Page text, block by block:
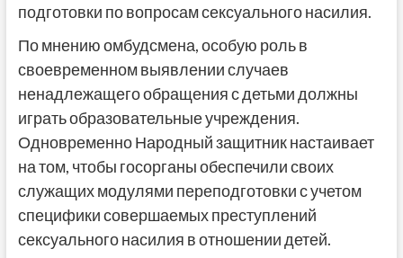
подготовки по вопросам сексуального насилия.
По мнению омбудсмена, особую роль в
своевременном выявлении случаев
ненадлежащего обращения с детьми должны
играть образовательные учреждения.
Одновременно Народный защитник настаивает
на том, чтобы госорганы обеспечили своих
служащих модулями переподготовки с учетом
специфики совершаемых преступлений
сексуального насилия в отношении детей.